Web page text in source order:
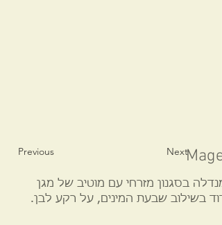
Previous Next
מנדלה בסגנון מזרחי עם מוטיב של מגן
דוד בשילוב שבעת המינים, על רקע לבן.